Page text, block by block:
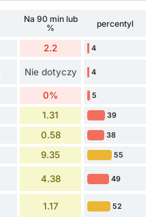
Na 90 min lub
%
percentyl
2.2 4
Nie dotyczy 4
0% 5
1.31 39
0.58 38
9.35 55
4.38 49
1.17 52